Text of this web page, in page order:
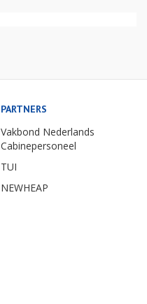
PARTNERS
Vakbond Nederlands
Cabinepersoneel
TUI
NEWHEAP